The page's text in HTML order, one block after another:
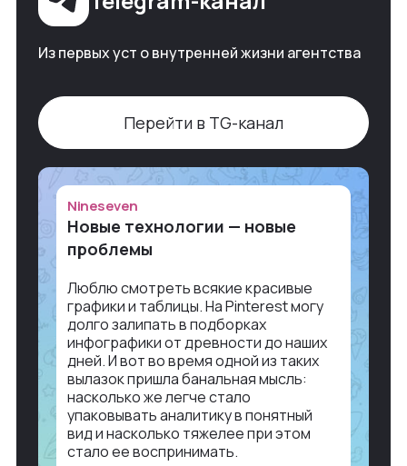
Из первых уст о внутренней жизни агентства
Перейти в TG-канал
Nineseven
Новые технологии — новые
проблемы
Люблю смотреть всякие красивые
графики и таблицы. На Pinterest могу
долго залипать в подборках
инфографики от древности до наших
дней. И вот во время одной из таких
вылазок пришла банальная мысль:
насколько же легче стало
упаковывать аналитику в понятный
вид и насколько тяжелее при этом
стало ее воспринимать.